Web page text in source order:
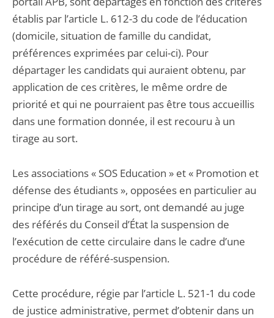
établis par l’article L. 612-3 du code de l’éducation
(domicile, situation de famille du candidat,
préférences exprimées par celui-ci). Pour
départager les candidats qui auraient obtenu, par
application de ces critères, le même ordre de
priorité et qui ne pourraient pas être tous accueillis
dans une formation donnée, il est recouru à un
tirage au sort.
Les associations « SOS Education » et « Promotion et
défense des étudiants », opposées en particulier au
principe d’un tirage au sort, ont demandé au juge
des référés du Conseil d’État la suspension de
l’exécution de cette circulaire dans le cadre d’une
procédure de référé-suspension.
Cette procédure, régie par l’article L. 521-1 du code
de justice administrative, permet d’obtenir dans un